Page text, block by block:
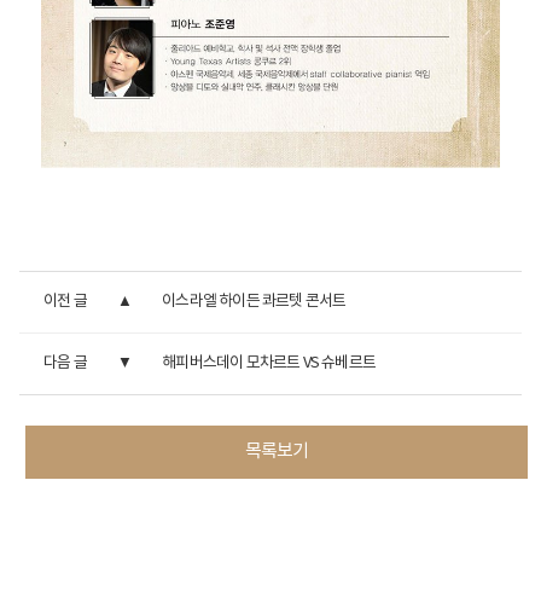
이전 글 이스라엘 하이든 콰르텟 콘서트
다음 글 해피버스데이 모차르트 VS 슈베르트
목록보기